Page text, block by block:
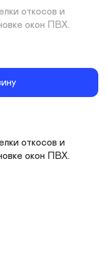
откосов и
окон ПВХ.
откосов и
окон ПВХ.